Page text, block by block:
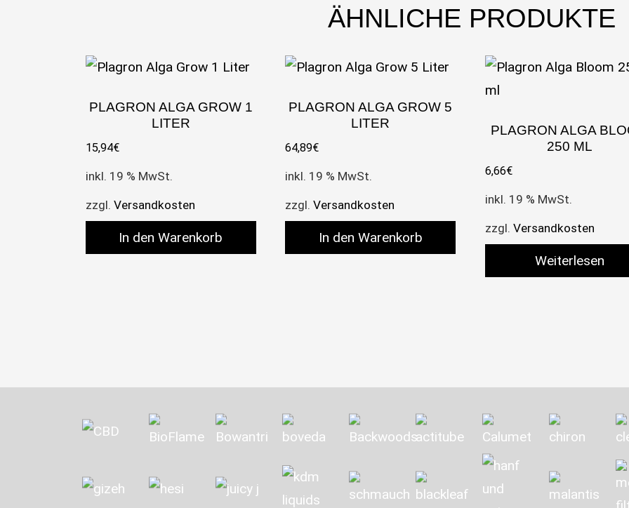
ÄHNLICHE PRODUKTE
PLAGRON ALGA GROW 1
LITER
15,94€
inkl. 19 % MwSt.
zzgl. Versandkosten
In den Warenkorb
PLAGRON ALGA GROW 5
LITER
64,89€
inkl. 19 % MwSt.
zzgl.Versandkosten
In den Warenkorb
PLAGRON ALGA
250 ML
6,66€
inkl. 19 % MwSt.
zzgl. Versandkosten
Weiterlesen